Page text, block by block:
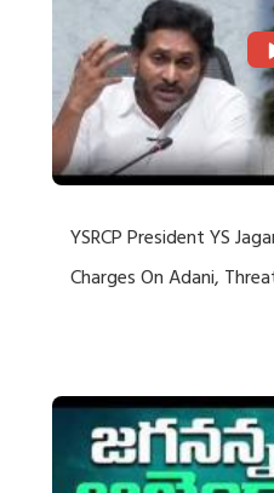
YSRCP President YS
Charges On Adani,